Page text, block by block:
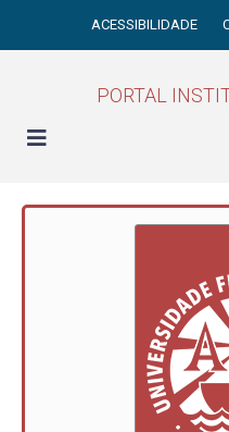
ACESSIBILIDADE
PORTAL